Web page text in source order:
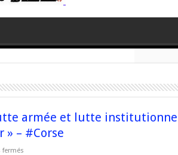
armée et lutte
» – #Corse
ferméssur